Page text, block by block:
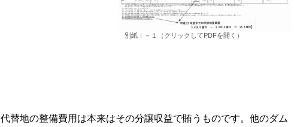
別紙Ⅰ－１（クリックしてPDFを開く）
代替地の整備費用は本来はその分譲収益で賄うものです。他のダム